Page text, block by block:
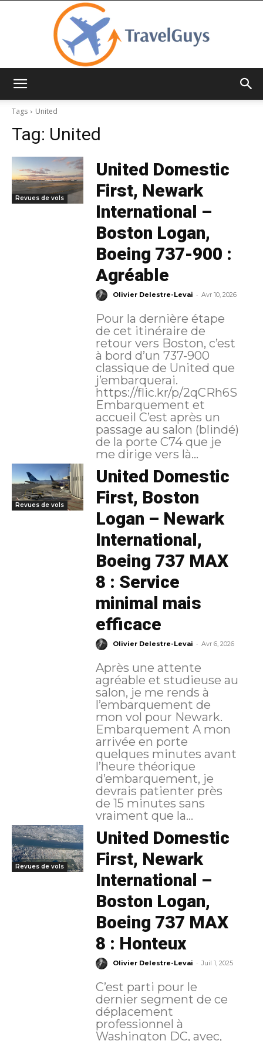
Tags
United
Tag: United
Revues de vols
United Domestic
First, Newark
International –
Boston Logan,
Boeing 737-900 :
Agréable
Olivier Delestre-Levai - Avr 10, 2026
Pour la dernière étape
de cet itinéraire de
retour vers Boston, c’est
à bord d’un 737-900
classique de United que
j’embarquerai.
https://flic.kr/p/2qCRh6S
Embarquement et
accueil C’est après un
passage au salon (blindé)
de la porte C74 que je
me dirige vers là...
Revues de vols
United Domestic
First, Boston
Logan – Newark
International,
Boeing 737 MAX
8 : Service
minimal mais
efficace
Olivier Delestre-Levai - Avr 6, 2026
Après une attente
agréable et studieuse au
salon, je me rends à
l’embarquement de
mon vol pour Newark.
Embarquement A mon
arrivée en porte
quelques minutes avant
l’heure théorique
d’embarquement, je
devrais patienter près
de 15 minutes sans
vraiment que la...
Revues de vols
United Domestic
First, Newark
International –
Boston Logan,
Boeing 737 MAX
8 : Honteux
Olivier Delestre-Levai - Juil 1, 2025
C’est parti pour le
dernier segment de ce
déplacement
professionnel à
Washington DC, avec,